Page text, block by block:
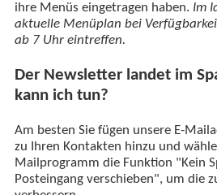
ihre Menüs eingetragen haben. Im
aktuelle Menüplan bei
ab 7 Uhr eintreffen.
Der Newsletter landet im
kann ich tun?
Am besten Sie fügen unsere E-
zu Ihren Kontakten hinzu und
Mailprogramm die Funktion "Kein
Posteingang verschieben", um die